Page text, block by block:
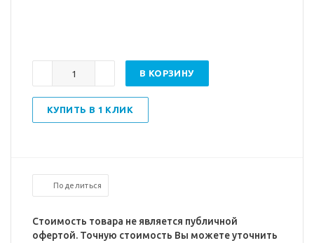
В КОРЗИНУ
КУПИТЬ В 1 КЛИК
Поделиться
Стоимость товара не является публичной
офертой. Точную стоимость Вы можете уточнить